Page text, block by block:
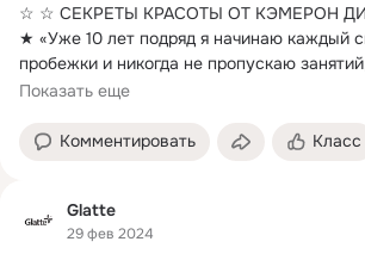
☆ ☆ СЕКРЕТЫ КРАСОТЫ ОТ КЭМЕРОН
★ «Уже 10 лет подряд я начинаю каждый
пробежки и никогда не пропускаю
Показать еще
Комментировать Класс
Glatte
29 фев 2024